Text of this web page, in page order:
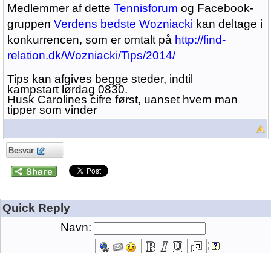
Medlemmer af dette Tennisforum og Facebook-
gruppen Verdens bedste Wozniacki kan deltage i
konkurrencen, som er omtalt på http://find-
relation.dk/Wozniacki/Tips/2014/
Tips kan afgives begge steder, indtil
kampstart lørdag 0830.
Husk Carolines cifre først, uanset hvem man
tipper som vinder
Besvar
Quick Reply
Navn: